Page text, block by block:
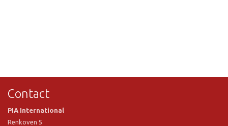
Contact
PIA International
Renkoven 5